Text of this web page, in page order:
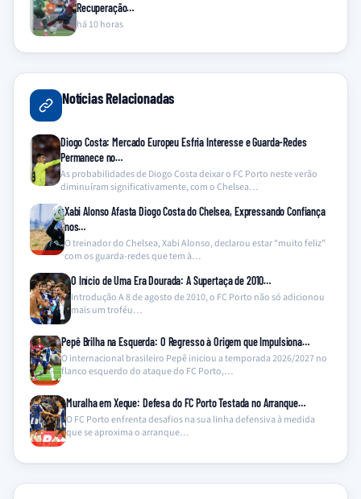
Recuperação…
há 10 horas
Notícias Relacionadas
Diogo Costa: Mercado Europeu Esfria Interesse e Guarda-Redes
Permanece no…
As probabilidades de Diogo Costa deixar o FC Porto neste verão
diminuíram significativamente, com o Chelsea…
Xabi Alonso Afasta Diogo Costa do Chelsea, Expressando Confiança
nos…
O treinador do Chelsea, Xabi Alonso, declarou estar “muito feliz”
com os guarda-redes que tem à…
O Início de Uma Era Dourada: A Supertaça de 2010…
Introdução A 8 de agosto de 2010, o FC Porto não só adicionou
mais um troféu…
Pepê Brilha na Esquerda: O Regresso à Origem que Impulsiona…
O internacional brasileiro Pepê iniciou a temporada 2026/2027 no
flanco esquerdo do ataque do FC Porto,…
Muralha em Xeque: Defesa do FC Porto Testada no Arranque…
O FC Porto enfrenta desafios na sua linha defensiva à medida
que se aproxima o arranque…